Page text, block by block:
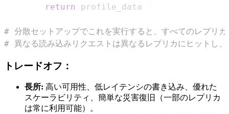
return
# 分散セットアップでこれを実行すると、すべてのレプリ
# 異なる読み込みリクエストは異なるレプリカにヒットし
トレードオフ：
長所: 高い可用性、低レイテンシの書き込み、優れた
スケーラビリティ、簡単な災害復旧（一部のレプリカ
は常に利用可能）。